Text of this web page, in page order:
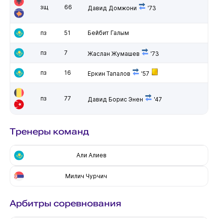
зщ 66 Давид Домжони '73
пз 51 Бейбит Галым
пз 7 Жаслан Жумашев '73
пз 16 Еркин Тапалов '57
пз 77 Давид Борис Энен '47
Тренеры команд
Али Алиев
Милич Чурчич
Арбитры соревнования